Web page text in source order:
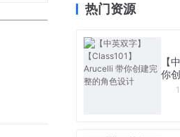
热门资源
【
你